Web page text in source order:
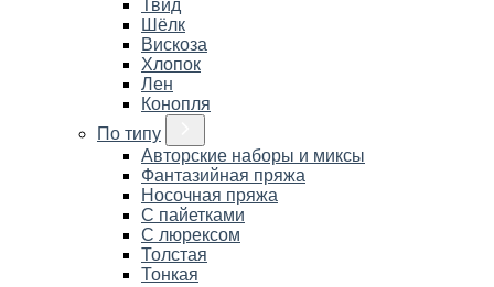
Твид
Шёлк
Вискоза
Хлопок
Лен
Конопля
По типу
Авторские наборы и миксы
Фантазийная пряжа
Носочная пряжа
С пайетками
С люрексом
Толстая
Тонкая